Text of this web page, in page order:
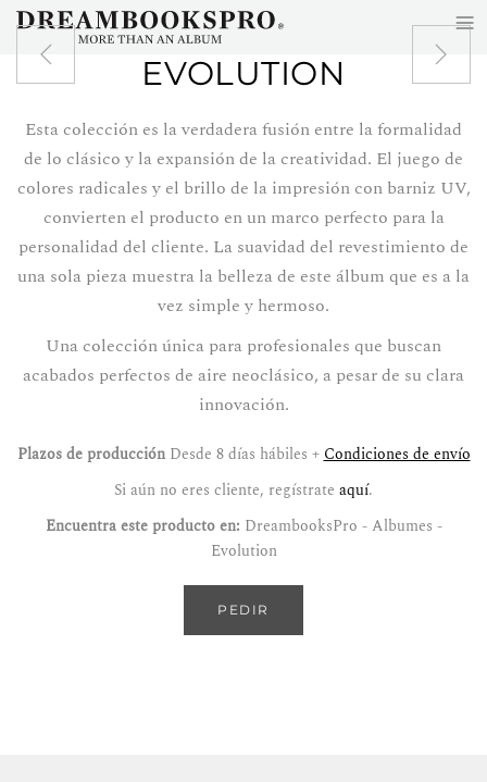
Skip to main contentEVOLUTION
Esta colección es la verdadera fusión entre la formalidad
de lo clásico y la expansión de la creatividad. El juego de
colores radicales y el brillo de la impresión con barniz UV,
convierten el producto en un marco perfecto para la
personalidad del cliente. La suavidad del revestimiento de
una sola pieza muestra la belleza de este álbum que es a la
vez simple y hermoso.
Una colección única para profesionales que buscan
acabados perfectos de aire neoclásico, a pesar de su clara
innovación.
Plazos de producciónDesde 8 días hábiles + Condiciones de envío
Si aún no eres cliente, regístrate aquí.
Encuentra este producto en: DreambooksPro - Albumes -
Evolution
PEDIR
≡